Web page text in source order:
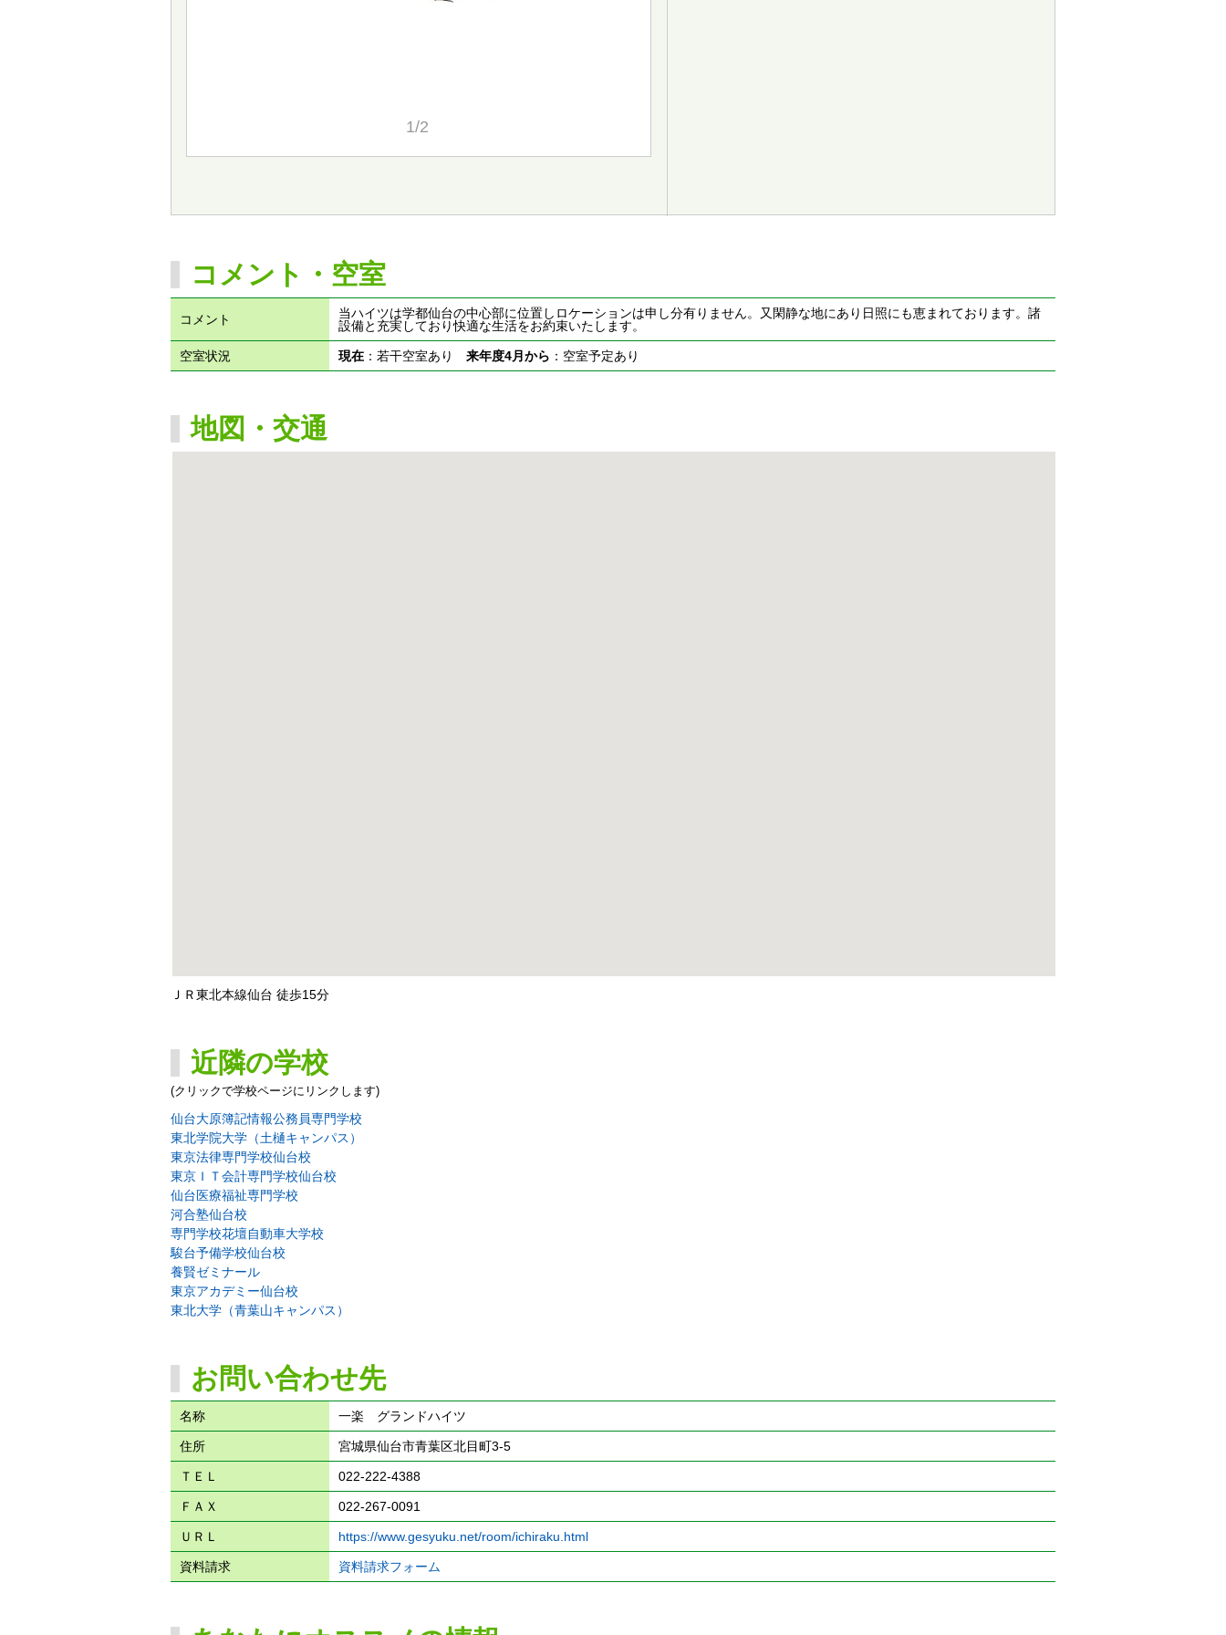
1/2
コメント・空室
コメント
当ハイツは学都仙台の中心部に位置しロケーションは申し分有りません。又閑静な地にあり日照にも恵まれております。諸
設備と充実しており快適な生活をお約束いたします。
空室状況 現在：若干空室あり 来年度4月から ：空室予定あり
地図・交通
ＪＲ東北本線仙台 徒歩15分
近隣の学校
(クリックで学校ページにリンクします)
仙台大原簿記情報公務員専門学校
東北学院大学（土樋キャンパス）
東京法律専門学校仙台校
東京ＩＴ会計専門学校仙台校
仙台医療福祉専門学校
河合塾仙台校
専門学校花壇自動車大学校
駿台予備学校仙台校
養賢ゼミナール
東京アカデミー仙台校
東北大学（青葉山キャンパス）
お問い合わせ先
名称 一楽 グランドハイツ
住所 宮城県仙台市青葉区北目町3-5
ＴＥＬ 022-222-4388
ＦＡＸ 022-267-0091
ＵＲＬ https://www.gesyuku.net/room/ichiraku.html
資料請求 資料請求フォーム